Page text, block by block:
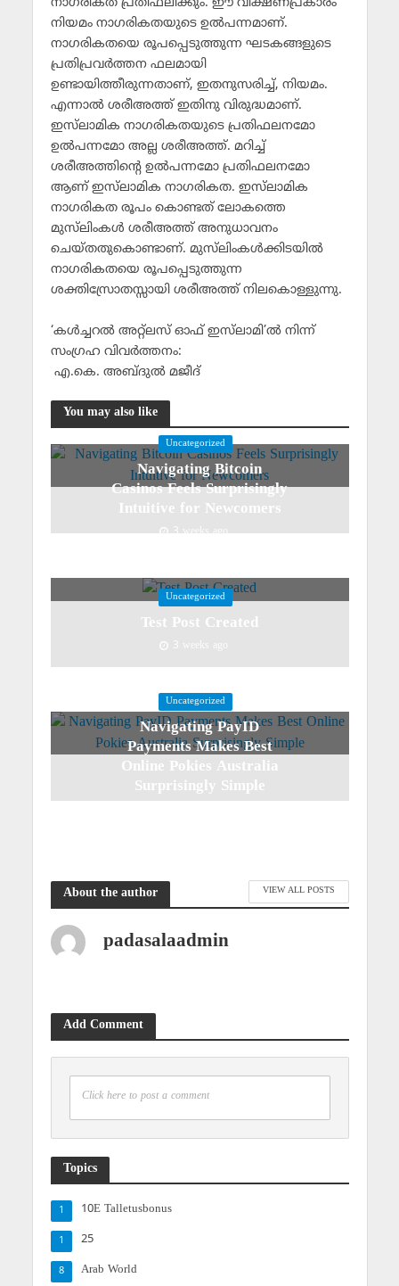
നിയമം നാഗരികതയുടെ ഉല്‍പന്നമാണ്.
നാഗരികതയെ രൂപപ്പെടുത്തുന്ന ഘടകങ്ങളുടെ
പ്രതിപ്രവര്‍ത്തന ഫലമായി
ഉണ്ടായിത്തീരുന്നതാണ്, ഇതനുസരിച്ച്, നിയമം.
എന്നാല്‍ ശരീഅത്ത് ഇതിനു വിരുദ്ധമാണ്.
ഇസ്‌ലാമിക നാഗരികതയുടെ പ്രതിഫലനമോ
ഉല്‍പന്നമോ അല്ല ശരീഅത്ത്. മറിച്ച്
ശരീഅത്തിന്റെ ഉല്‍പന്നമോ പ്രതിഫലനമോ
ആണ് ഇസ്‌ലാമിക നാഗരികത. ഇസ്‌ലാമിക
നാഗരികത രൂപം കൊണ്ടത് ലോകത്തെ
മുസ്‌ലിംകള്‍ ശരീഅത്ത് അനുധാവനം
ചെയ്തതുകൊണ്ടാണ്. മുസ്‌ലിംകള്‍ക്കിടയില്‍
നാഗരികതയെ രൂപപ്പെടുത്തുന്ന
ശക്തിസ്രോതസ്സായി ശരീഅത്ത് നിലകൊള്ളുന്നു.
‘കള്‍ച്ചറല്‍ അറ്റ്‌ലസ് ഓഫ് ഇസ്‌ലാമി’ല്‍ നിന്ന്
സംഗ്രഹ വിവര്‍ത്തനം:
എ.കെ. അബ്ദുല്‍ മജീദ്
You may also like
Uncategorized
Navigating Bitcoin
Casinos Feels Surprisingly
Intuitive for Newcomers
3 weeks ago
Uncategorized
Test Post Created
3 weeks ago
Uncategorized
Navigating PayID
Payments Makes Best
Online Pokies Australia
Surprisingly Simple
About the author VIEW ALL POSTS
padasalaadmin
Add Comment
Click here to post a comment
Topics
10E Talletusbonus
1
25
1
Arab World
8